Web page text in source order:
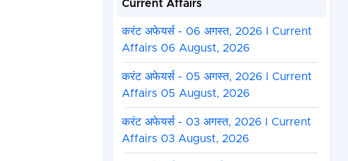
Current Affairs
करंट अफेयर्स - 06 अगस्त, 2026 I Current
Affairs 06 August, 2026
करंट अफेयर्स - 05 अगस्त, 2026 I Current
Affairs 05 August, 2026
करंट अफेयर्स - 03 अगस्त, 2026 I Current
Affairs 03 August, 2026